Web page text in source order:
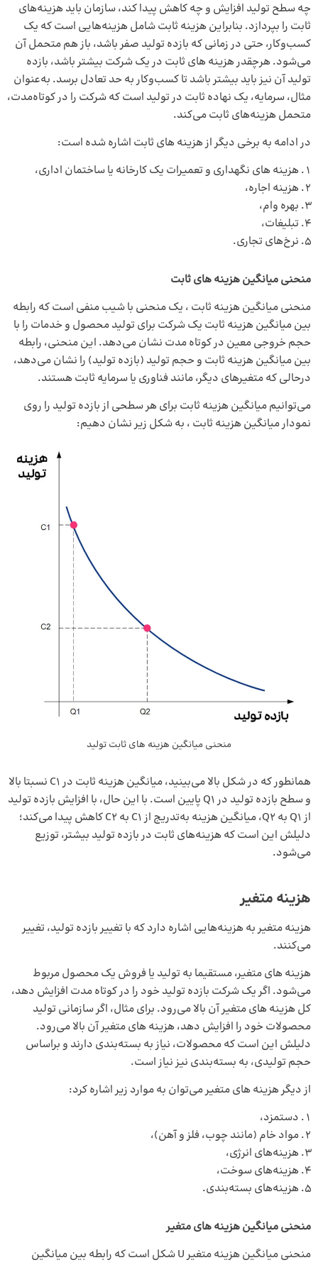
چه سطح تولید افزایش و چه کاهش پیدا کند، سازمان باید هزینه‌های
ثابت را بپردازد. بنابراین هزینه‌ ثابت شامل هزینه‌هایی است که یک
کسب‌وکار، حتی در زمانی که بازده تولید صفر باشد، باز هم متحمل آن
می‌شود. هرچقدر هزینه‌ های ثابت در یک شرکت بیشتر باشد، بازده
تولید آن نیز باید بیشتر باشد تا کسب‌وکار به حد تعادل برسد. به‌عنوان
مثال، سرمایه، یک نهاده ثابت در تولید است که شرکت را در کوتاه‌مدت،
متحمل هزینه‌های ثابت می‌کند.
در ادامه به برخی دیگر از هزینه ‌های ثابت اشاره شده است:
هزینه‌ های نگهداری و تعمیرات یک کارخانه یا ساختمان اداری،
هزینه اجاره،
بهره وام،
تبلیغات،
نرخ‌های تجاری.
منحنی میانگین هزینه‌ های ثابت
منحنی میانگین هزینه ثابت ، یک منحنی با شیب منفی است که رابطه
بین میانگین هزینه ثابت یک شرکت برای تولید محصول و خدمات را با
حجم خروجی معین در کوتاه مدت نشان می‌دهد. این منحنی، رابطه
بین میانگین هزینه ثابت و حجم تولید (بازده تولید) را نشان می‌دهد،
درحالی که متغیرهای دیگر، مانند فناوری یا سرمایه ثابت هستند.
می‌توانیم میانگین هزینه ثابت برای هر سطحی از بازده تولید را روی
نمودار میانگین هزینه ثابت ، به شکل زیر نشان دهیم:
منحنی میانگین هزینه‌ های ثابت تولید
همانطور که در شکل بالا می‌بینید، میانگین هزینه ثابت در C1 نسبتا بالا
و سطح بازده تولید در Q1 پایین است. با این حال، با افزایش بازده تولید
از Q1 به Q2، میانگین هزینه به‌تدریج از C1 به C2 کاهش پیدا می‌کند؛
دلیلش این است که هزینه‌های ثابت در بازده تولید بیشتر، توزیع
می‌شود.
هزینه‌ متغیر
هزینه متغیر به هزینه‌هایی اشاره دارد که با تغییر بازده تولید، تغییر
می‌کنند.
هزینه‌ های متغیر، مستقیما به تولید یا فروش یک محصول مربوط
می‌شود. اگر یک شرکت بازده تولید خود را در کوتاه مدت افزایش دهد،
کل هزینه ‌های متغیر آن بالا می‌رود. برای مثال، اگر سازمانی تولید
محصولات خود را افزایش دهد، هزینه ‌های متغیر آن بالا می‌رود.
دلیلش این است که محصولات، نیاز به بسته‌بندی دارند و براساس
حجم تولیدی، به بسته‌بندی نیز نیاز است.
از دیگر هزینه‌ های متغیر می‌توان به موارد زیر اشاره کرد:
دستمزد،
مواد خام (مانند چوب، فلز و آهن)،
هزینه‌های انرژی،
هزینه‌های سوخت،
هزینه‌های بسته‌بندی.
منحنی میانگین هزینه ‌های متغیر
منحنی میانگین هزینه متغیر U شکل است که رابطه بین میانگین